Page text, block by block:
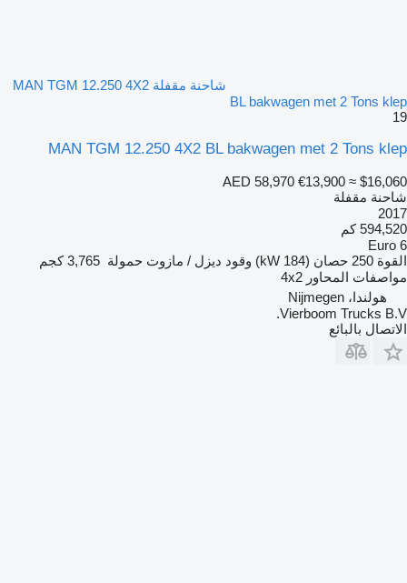
شاحنة مقفلة MAN TGM 12.250 4X2
BL bakwagen met 2 Tons klep
19
MAN TGM 12.250 4X2 BL bakwagen met 2 Tons klep
AED 58,970 €13,900 ≈ $16,060
شاحنة مقفلة
2017
594,520 كم
Euro 6
القوة 250 حصان (184 kW) وقود ديزل / مازوت حمولة 3,765 كجم
مواصفات المحاور 4x2
هولندا، Nijmegen
Vierboom Trucks B.V.
الاتصال بالبائع